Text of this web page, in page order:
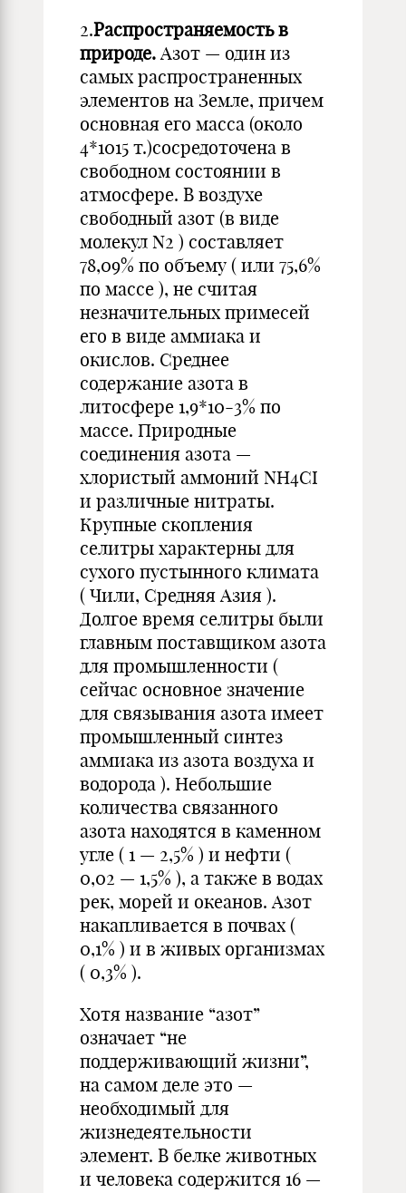
2.Распространяемость в
природе.Азот — один из
самых распространенных
элементов на Земле, причем
основная его масса (около
4*1015 т.)сосредоточена в
свободном состоянии в
атмосфере. В воздухе
свободный азот (в виде
молекул N2 ) составляет
78,09% по объему ( или 75,6%
по массе ), не считая
незначительных примесей
его в виде аммиака и
окислов. Среднее
содержание азота в
литосфере 1,9*10-3% по
массе. Природные
соединения азота —
хлористый аммоний NH4CI
и различные нитраты.
Крупные скопления
селитры характерны для
сухого пустынного климата
( Чили, Средняя Азия ).
Долгое время селитры были
главным поставщиком азота
для промышленности (
сейчас основное значение
для связывания азота имеет
промышленный синтез
аммиака из азота воздуха и
водорода ). Небольшие
количества связанного
азота находятся в каменном
угле ( 1 — 2,5% ) и нефти (
0,02 — 1,5% ), а также в водах
рек, морей и океанов. Азот
накапливается в почвах (
0,1% ) и в живых организмах
( 0,3% ).
Хотя название “азот”
означает “не
поддерживающий жизни”,
на самом деле это —
необходимый для
жизнедеятельности
элемент. В белке животных
и человека содержится 16 —